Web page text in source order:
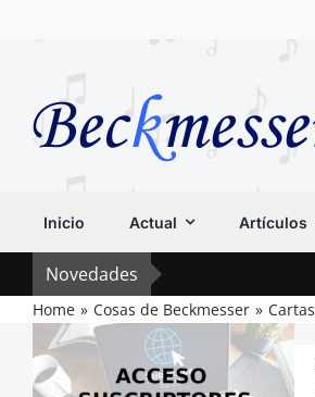
Inicio Actual Artículos
Novedades
Home Cosas de Beckmesser Cartas